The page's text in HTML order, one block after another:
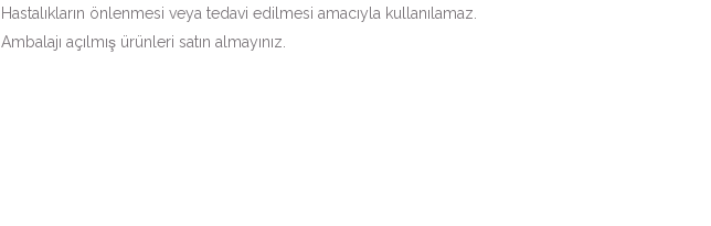
Hastalıkların önlenmesi veya tedavi edilmesi amacıyla kullanılamaz.
Ambalajı açılmış ürünleri satın almayınız.